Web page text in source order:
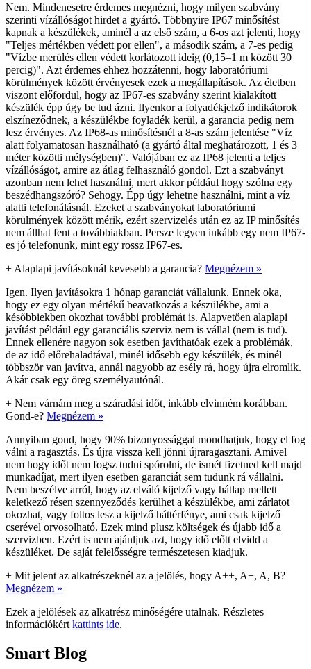
Nem. Mindenesetre érdemes megnézni, hogy milyen szabvány
szerinti vízállóságot hirdet a gyártó. Többnyire IP67 minősítést
kapnak a készülékek, aminél a az első szám, a 6-os azt jelenti, hogy
"Teljes mértékben védett por ellen", a második szám, a 7-es pedig
"Vízbe merülés ellen védett korlátozott ideig (0,15–1 m között 30
percig)". Azt érdemes ehhez hozzátenni, hogy laboratóriumi
körülmények között érvényesek ezek a megállapítások. Az életben
viszont előfordul, hogy az IP67-es szabvány szerint kialakított
készülék épp úgy be tud ázni. Ilyenkor a folyadékjelző indikátorok
elszíneződnek, a készülékbe foyladék kerül, a garancia pedig nem
lesz érvényes. Az IP68-as minősítésnél a 8-as szám jelentése "Víz
alatt folyamatosan használható (a gyártó által meghatározott, 1 és 3
méter közötti mélységben)". Valójában ez az IP68 jelenti a teljes
vízállóságot, amire az átlag felhasználó gondol. Ezt a szabványt
azonban nem lehet használni, mert akkor például hogy szólna egy
beszédhangszóró? Sehogy. Épp úgy lehetne használni, mint a víz
alatti telefonálásnál. Ezeket a szabványokat laboratóriumi
körülmények között mérik, ezért szervizelés után ez az IP minősítés
nem állhat fent a továbbiakban. Persze legyen inkább egy nem IP67-
es jó telefonunk, mint egy rossz IP67-es.
+ Alaplapi javításoknál kevesebb a garancia? Megnézem »
Igen. Ilyen javításokra 1 hónap garanciát vállalunk. Ennek oka,
hogy ez egy olyan mértékű beavatkozás a készülékbe, ami a
későbbiekben okozhat további problémát is. Alapvetően alaplapi
javítást például egy garanciális szerviz nem is vállal (nem is tud).
Ennek ellenére nagyon sok esetben javíthatóak ezek a problémák,
de az idő előrehaladtával, minél idősebb egy készülék, és minél
többször van javítva, annál nagyobb az esély rá, hogy újra elromlik.
Akár csak egy öreg személyautónál.
+ Nem várnám meg a száradási időt, inkább elvinném korábban.
Gond-e? Megnézem »
Annyiban gond, hogy 90% bizonyossággal mondhatjuk, hogy el fog
válni a ragasztás. És újra vissza kell jönni újraragasztani. Amivel
nem hogy időt nem fogsz tudni spórolni, de ismét fizetned kell majd
munkadíjat, mert ilyen esetben garanciát sem tudunk rá vállalni.
Nem beszélve arról, hogy az elváló kijelző vagy hátlap mellett
keletkező résen szennyeződés kerülhet a készülékbe, ami zárlatot
okozhat, vagy foltos lesz a kijelző háttérfénye, ami csak kijelző
cserével orvosolható. Ezek mind plusz költségek és újabb idő a
szervizben. Ezért is nem ajánljuk azt, hogy idő előtt elvidd a
készüléket. De saját felelősségre természetesen kiadjuk.
+ Mit jelent az alkatrészeknél az a jelölés, hogy A++, A+, A, B?
Megnézem »
Ezek a jelölések az alkatrész minőségére utalnak. Részletes
információkért kattints ide.
Smart Blog